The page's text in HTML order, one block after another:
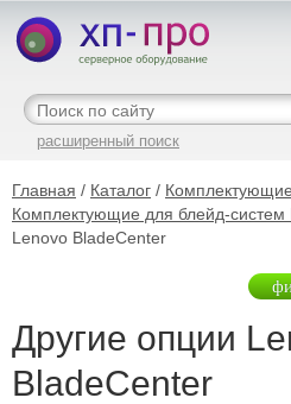
расширенный поиск
Главная / Каталог /
Комплектующие для блейд-систем
Lenovo BladeCenter
Другие опции
BladeCenter